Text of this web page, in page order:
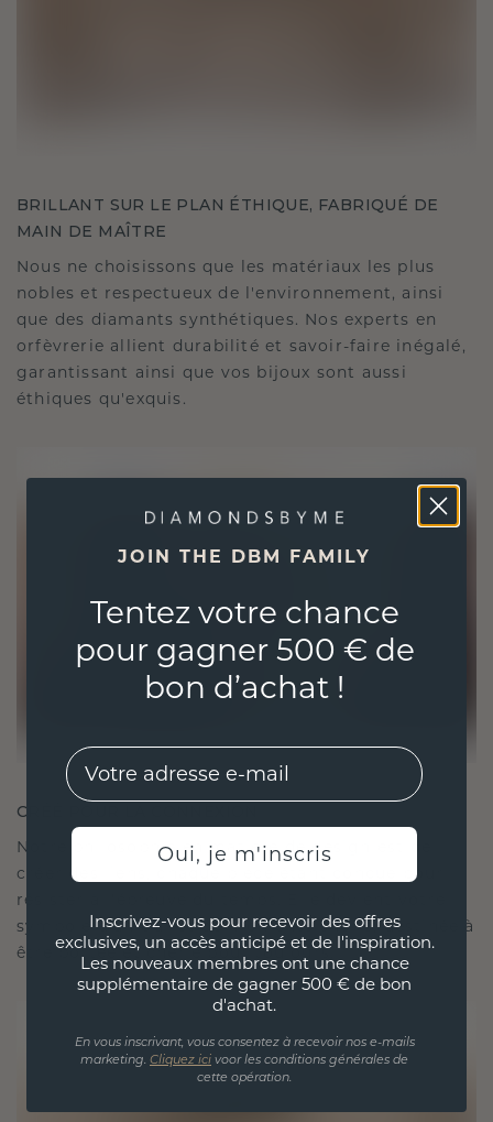
BRILLANT SUR LE PLAN ÉTHIQUE, FABRIQUÉ DE
MAIN DE MAÎTRE
Nous ne choisissons que les matériaux les plus
nobles et respectueux de l'environnement, ainsi
que des diamants synthétiques. Nos experts en
orfèvrerie allient durabilité et savoir-faire inégalé,
garantissant ainsi que vos bijoux sont aussi
éthiques qu'exquis.
CRÉÉ POUR LA CONNEXION
Notre philosophie en matière de design est de
créer des liens, chaque pièce étant conçue pour
résister à l'épreuve du temps. Elle devient votre
symbole d'amour et de moments chéris, destinée à
être portée et chérie pour toujours.
JOIN THE DBM FAMILY
Tentez votre chance
pour gagner 500 € de
bon d’achat !
EMail
Oui, je m'inscris
Inscrivez-vous pour recevoir des offres
exclusives, un accès anticipé et de l'inspiration.
Les nouveaux membres ont une chance
supplémentaire de gagner 500 € de bon
d'achat.
En vous inscrivant, vous consentez à recevoir nos e-mails
marketing. Cliquez ici voor les conditions générales de
cette opération.